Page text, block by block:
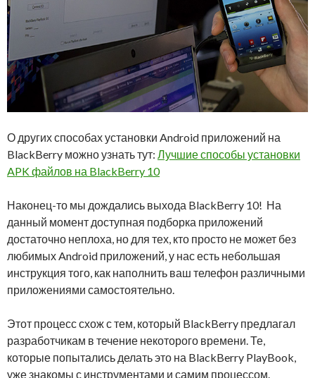
О других способах установки Android приложений на
BlackBerry можно узнать тут: Лучшие способы установки
APK файлов на BlackBerry 10
Наконец-то мы дождались выхода BlackBerry 10! На
данный момент доступная подборка приложений
достаточно неплоха, но для тех, кто просто не может без
любимых Android приложений, у нас есть небольшая
инструкция того, как наполнить ваш телефон различными
приложениями самостоятельно.
Этот процесс схож с тем, который BlackBerry предлагал
разработчикам в течение некоторого времени. Те,
которые попытались делать это на BlackBerry PlayBook,
уже знакомы с инструментами и самим процессом.